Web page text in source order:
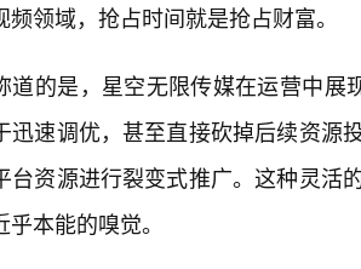
领域，抢占时间就是抢占财富。
道的是，星空无限传媒在运营中展
迅速调优，甚至直接砍掉后续资源
台资源进行裂变式推广。这种灵活
本能的嗅觉。